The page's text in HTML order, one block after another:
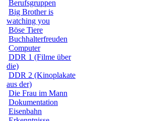
Berufsgruppen
Big Brother is
watching you
Böse Tiere
Buchhalterfreuden
Computer
DDR 1 (Filme über
die)
DDR 2 (Kinoplakate
aus der)
Die Frau im Mann
Dokumentation
Eisenbahn